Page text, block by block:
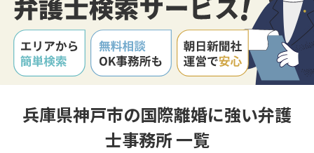
兵庫県神戸市の国際離婚に強い弁護
士事務所 一覧